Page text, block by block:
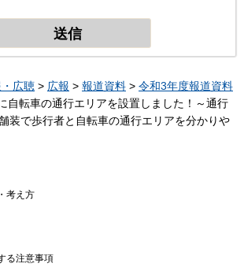
広聴 > 広報 > 報道資料 > 令和3年度報道資料
自転車の通行エリアを設置しました！～通行
装で歩行者と自転車の通行エリアを分かりや
考え方
る注意事項